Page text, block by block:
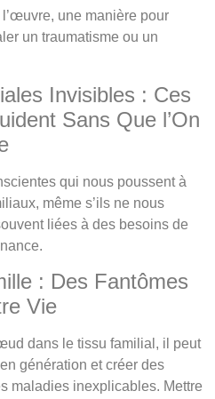
l’œuvre, une manière pour
un traumatisme ou un
Invisibles : Ces
Sans Que l’On
qui nous poussent à
même s’ils ne nous
liées à des besoins de
: Des Fantômes
Vie
dans le tissu familial, il peut
génération et créer des
maladies inexplicables. Mettre